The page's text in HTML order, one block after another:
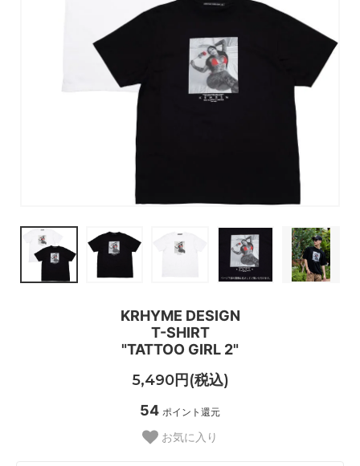
KRHYME DESIGN
T-SHIRT
"TATTOO GIRL 2"
5,490円(税込)
54 ポイント還元
お気に入り